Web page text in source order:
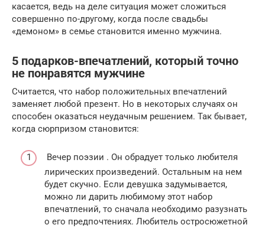
касается, ведь на деле ситуация может сложиться
совершенно по-другому, когда после свадьбы
«демоном» в семье становится именно мужчина.
5 подарков-впечатлений, который точно
не понравятся мужчине
Считается, что набор положительных впечатлений
заменяет любой презент. Но в некоторых случаях он
способен оказаться неудачным решением. Так бывает,
когда сюрпризом становится:
Вечер поэзии . Он обрадует только любителя
лирических произведений. Остальным на нем
будет скучно. Если девушка задумывается,
можно ли дарить любимому этот набор
впечатлений, то сначала необходимо разузнать
о его предпочтениях. Любитель остросюжетной